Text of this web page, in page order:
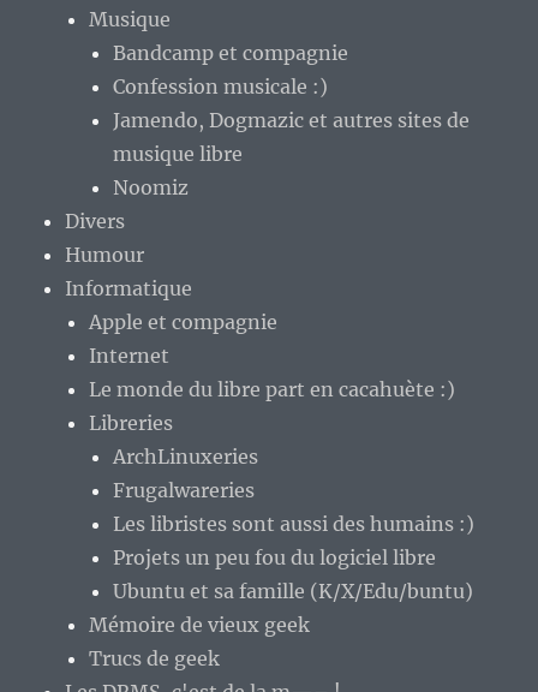
Musique
Bandcamp et compagnie
Confession musicale :)
Jamendo, Dogmazic et autres sites de
musique libre
Noomiz
Divers
Humour
Informatique
Apple et compagnie
Internet
Le monde du libre part en cacahuète :)
Libreries
ArchLinuxeries
Frugalwareries
Les libristes sont aussi des humains :)
Projets un peu fou du logiciel libre
Ubuntu et sa famille (K/X/Edu/buntu)
Mémoire de vieux geek
Trucs de geek